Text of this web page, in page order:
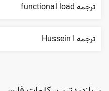
ترجمه functional load
ترجمه Hussein I